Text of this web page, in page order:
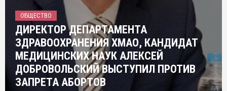
ОБЩЕСТВО
ДИРЕКТОР ДЕПАРТАМЕНТА
ЗДРАВООХРАНЕНИЯ ХМАО, КАНДИДАТ
МЕДИЦИНСКИХ НАУК АЛЕКСЕЙ
ДОБРОВОЛЬСКИЙ ВЫСТУПИЛ ПРОТИВ
ЗАПРЕТА АБОРТОВ